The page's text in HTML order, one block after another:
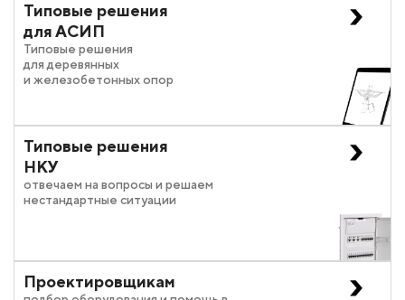
Типовые решения
для АСИП
Типовые решения
для деревянных
и железобетонных опор
Типовые решения
НКУ
отвечаем на вопросы и решаем
нестандартные ситуации
Проектировщикам